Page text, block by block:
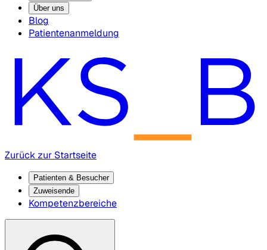
Über uns
Blog
Patientenanmeldung
Zurück zur Startseite
Patienten & Besucher
Zuweisende
Kompetenzbereiche